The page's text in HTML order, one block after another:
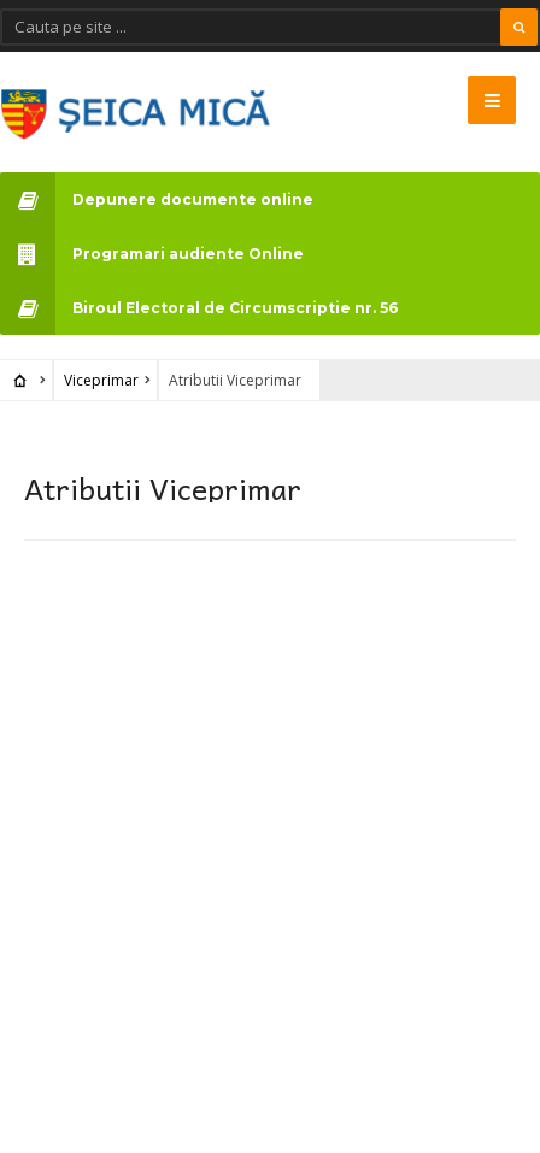
Depunere documente online
Programari audiente Online
Biroul Electoral de Circumscriptie nr. 56
Viceprimar Atributii Viceprimar
Atributii Viceprimar